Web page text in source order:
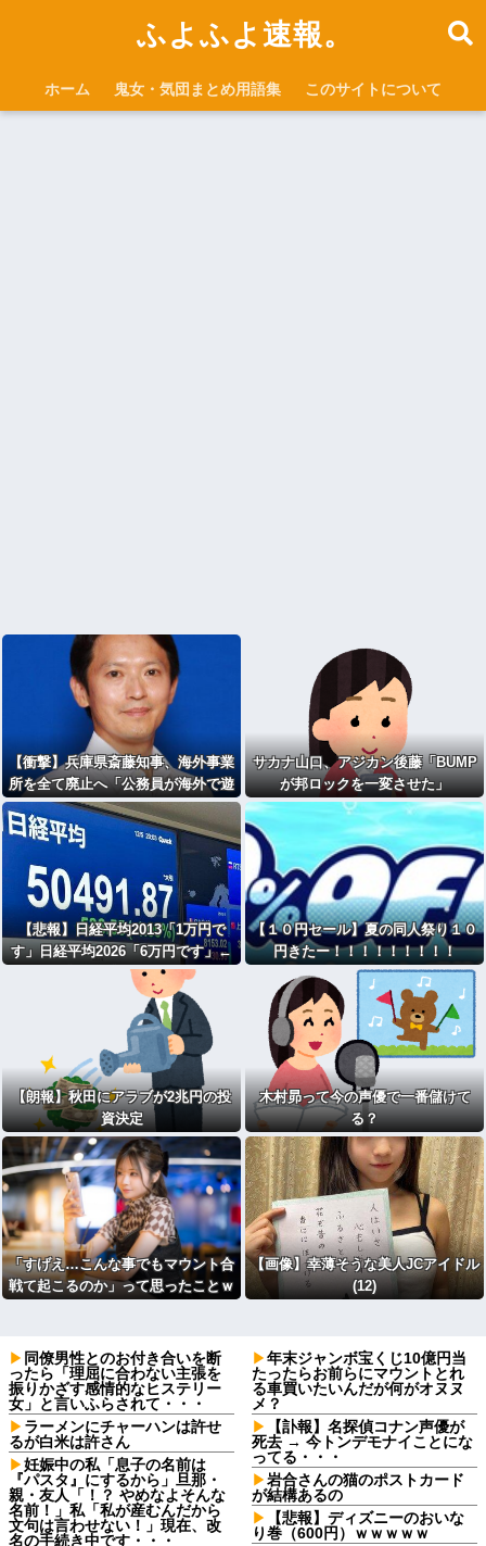
ふよふよ速報。
ホーム 鬼女・気団まとめ用語集 このサイトについて
【衝撃】兵庫県斎藤知事、海外事業
所を全て廃止へ「公務員が海外で遊
ぶためにある」・・・・・・・・・
サカナ山口、アジカン後藤「BUMP
が邦ロックを一変させた」
【悲報】日経平均2013「1万円で
す」日経平均2026「6万円です」←
これは年収も爆上がりしたんやろな
ぁｗｗｗｗｗｗｗｗｗｗ
【１０円セール】夏の同人祭り１０
円きたー！！！！！！！！！
【朗報】秋田にアラブが2兆円の投
資決定
木村昴って今の声優で一番儲けて
る？
「すげえ…こんな事でもマウント合
戦て起こるのか」って思ったことｗ
【画像】幸薄そうな美人JCアイドル
(12)
同僚男性とのお付き合いを断
ったら「理屈に合わない主張を
振りかざす感情的なヒステリー
女」と言いふらされて・・・
ラーメンにチャーハンは許せ
るが白米は許さん
妊娠中の私「息子の名前は
『パスタ』にするから」旦那・
親・友人「！？ やめなよそんな
名前！」私「私が産むんだから
文句は言わせない！」現在、改
名の手続き中です・・・
年末ジャンボ宝くじ10億円当
たったらお前らにマウントとれ
る車買いたいんだが何がオヌヌ
メ？
【訃報】名探偵コナン声優が
死去 → 今トンデモナイことにな
ってる・・・
岩合さんの猫のポストカード
が結構あるの
【悲報】ディズニーのおいな
り巻（600円）ｗｗｗｗｗ